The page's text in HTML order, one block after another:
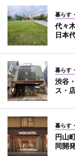
暮らす
代々
日本
暮らす
渋谷
ス・
暮らす
円山
同開